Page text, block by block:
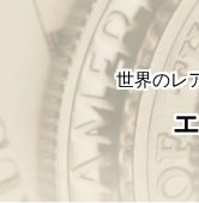
世界のレ